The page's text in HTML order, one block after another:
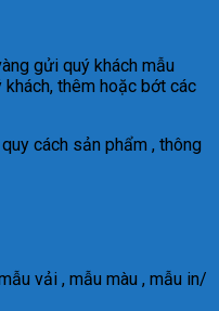
gửi quý khách mẫu
thêm hoặc bớt các
cách sản phẩm , thông
vải , mẫu màu , mẫu in/